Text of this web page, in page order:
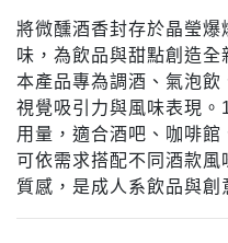
將微醺酒香封存於晶瑩
味，為飲品與甜點創造全
本產品專為調酒、氣泡
視覺吸引力與風味表現
用量，適合酒吧、咖啡館
可依需求搭配不同酒款
質感，是成人系飲品與創